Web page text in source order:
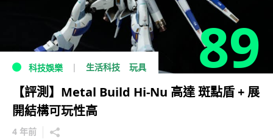
89
科技娛樂 生活科技 玩具
【評測】Metal Build Hi-Nu 高達 斑點盾 + 展
開結構可玩性高
4 年前